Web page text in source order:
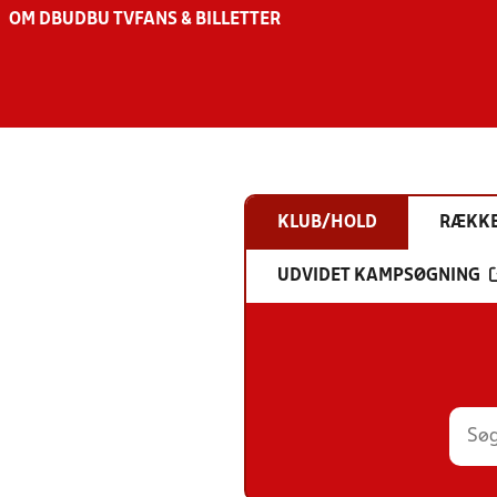
OM DBU DBU TV FANS & BILLETTER
KLUB/HOLD
UDVIDET KAMPSØGNING